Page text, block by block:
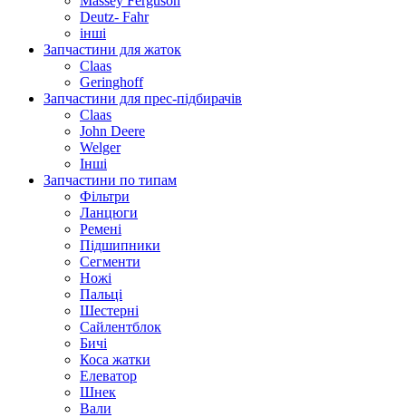
Deutz- Fahr
інші
Запчастини для жаток
Claas
Geringhoff
Запчастини для прес-підбирачів
Claas
John Deere
Welger
Інші
Запчастини по типам
Фільтри
Ланцюги
Ремені
Підшипники
Сегменти
Ножі
Пальці
Шестерні
Сайлентблок
Бичі
Коса жатки
Елеватор
Шнек
Вали